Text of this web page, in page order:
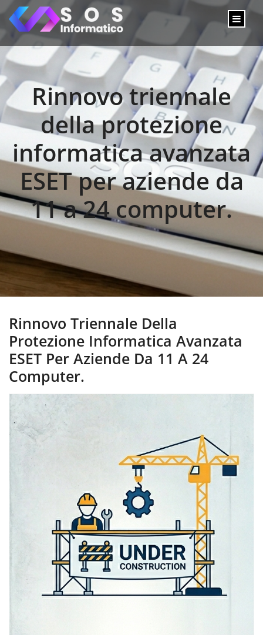
Rinnovo triennale
della protezione
informatica avanzata
ESET per aziende da
11 a 24 computer.
Rinnovo Triennale Della
Protezione Informatica Avanzata
ESET Per Aziende Da 11 A 24
Computer.